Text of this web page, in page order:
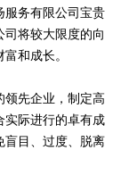
服务有限公司宝贵
司将较大限度的向
和成长。
领先企业，制定高
实际进行的卓有成
盲目、过度、脱离